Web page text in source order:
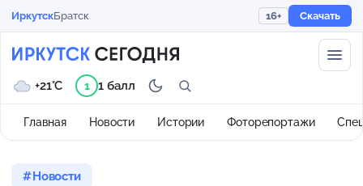
ИркутскБратск 16+ Скачать
Главная Новости Истории Фоторепортажи
+21°C 1 1 балл
Новости